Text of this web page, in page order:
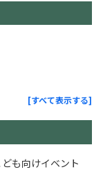
[すべて表示する]
ども向けイベント